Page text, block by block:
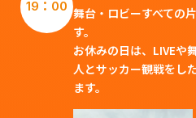
19：00 舞台・ロビーすべての
す。
お休みの日は、LIVEや
人とサッカー観戦をし
ます。